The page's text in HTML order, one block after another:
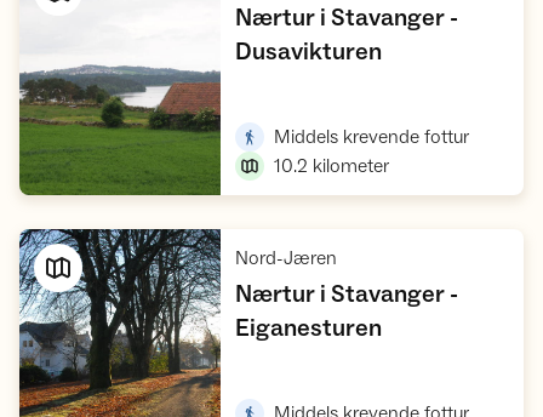
Nærtur i Stavanger -
Dusavikturen,
Middels krevende fottur,
10.2 kilometer
Nord-Jæren
Nærtur i Stavanger -
Eiganesturen,
,